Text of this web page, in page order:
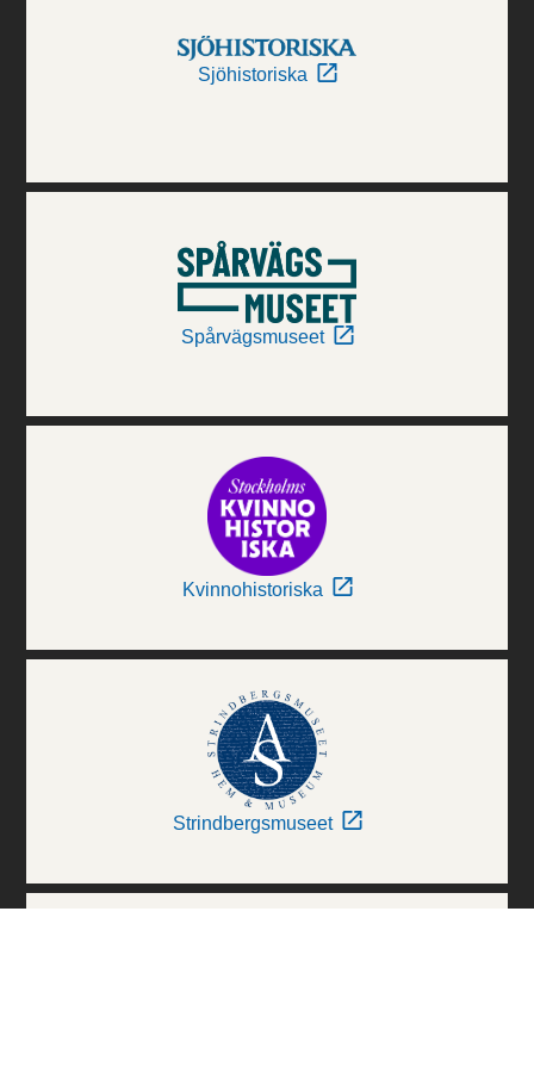
Sjöhistoriska
Spårvägsmuseet
Kvinnohistoriska
Strindbergsmuseet